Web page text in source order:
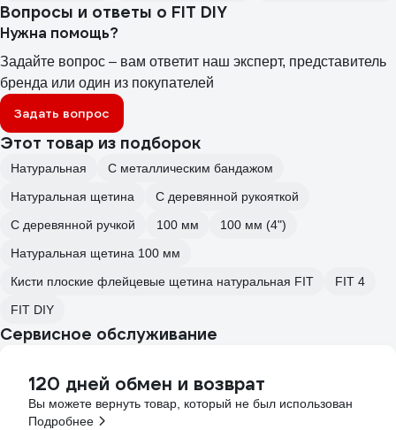
Вопросы и ответы о FIT DIY
Нужна помощь?
Задайте вопрос – вам ответит наш эксперт, представитель
бренда или один из покупателей
Задать вопрос
Этот товар из подборок
Натуральная
С металлическим бандажом
Натуральная щетина
С деревянной рукояткой
С деревянной ручкой
100 мм
100 мм (4")
Натуральная щетина 100 мм
Кисти плоские флейцевые щетина натуральная FIT
FIT 4
FIT DIY
Сервисное обслуживание
120 дней обмен и возврат
Вы можете вернуть товар, который не был использован
Подробнее